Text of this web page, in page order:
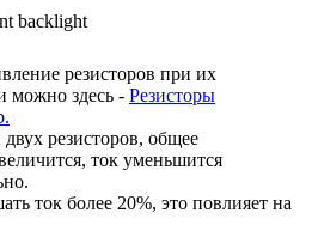
резисторов при их
можно здесь - Резисторы
резисторов, общее
ток уменьшится
ток более 20%, это повлияет на